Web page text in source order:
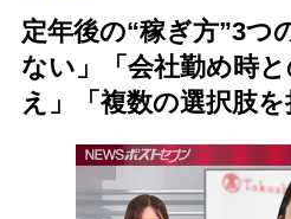
定年後の“稼ぎ方”3つ
ない」「会社勤め時
え」「複数の選択肢を